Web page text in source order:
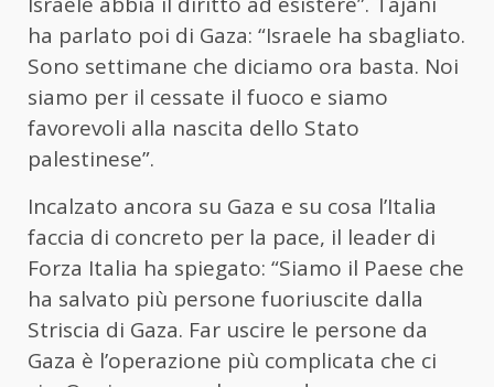
ha parlato poi di Gaza: “Israele ha sbagliato.
Sono settimane che diciamo ora basta. Noi
siamo per il cessate il fuoco e siamo
favorevoli alla nascita dello Stato
palestinese”.
Incalzato ancora su Gaza e su cosa l’Italia
faccia di concreto per la pace, il leader di
Forza Italia ha spiegato: “Siamo il Paese che
ha salvato più persone fuoriuscite dalla
Striscia di Gaza. Far uscire le persone da
Gaza è l’operazione più complicata che ci